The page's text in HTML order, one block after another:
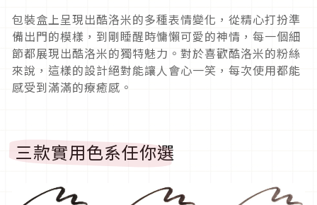
包裝盒上呈現出酷洛米的多種表情變化，從精心打扮準
備出門的模樣，到剛睡醒時慵懶可愛的神情，每一個細
節都展現出酷洛米的獨特魅力。對於喜歡酷洛米的粉絲
來說，這樣的設計絕對能讓人會心一笑，每次使用都能
感受到滿滿的療癒感。
三款實用色系任你選